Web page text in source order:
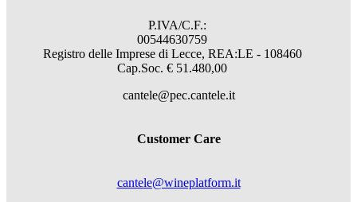
P.IVA/C.F.:
00544630759
Registro delle Imprese di Lecce, REA:LE - 108460
Cap.Soc. € 51.480,00
cantele@pec.cantele.it
Customer Care
cantele@wineplatform.it